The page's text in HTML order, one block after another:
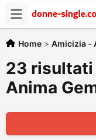
Home > Amicizia -
23
Anima